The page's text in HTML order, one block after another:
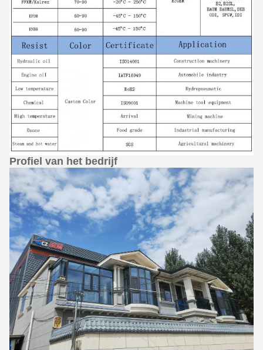
Profiel van het bedrijf